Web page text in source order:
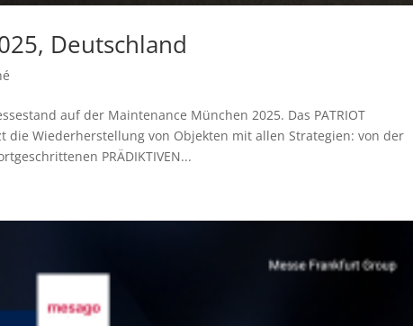
Deutschland
auf der Maintenance München 2025. Das PATRIOT
die Wiederherstellung von Objekten mit allen Strategien: von der
PRÄDIKTIVEN...